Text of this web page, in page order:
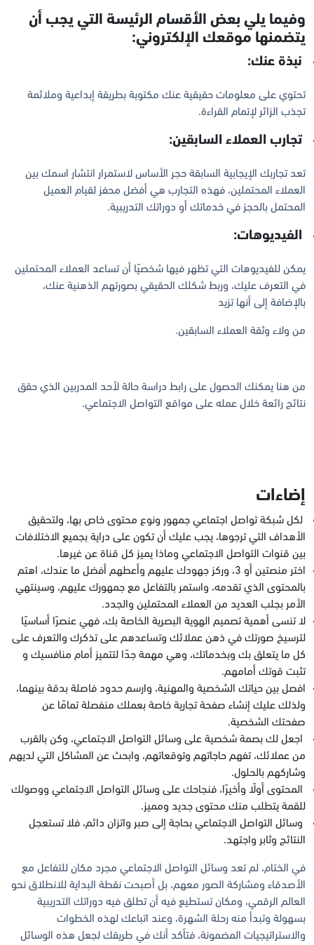
وفيما يلي بعض الأقسام الرئيسة التي يجب أن
يتضمنها موقعك الإلكتروني:
نبذة عنك:
تحتوي على معلومات حقيقية عنك مكتوبة بطريقة إبداعية وملائمة
تجذب الزائر لإتمام القراءة.
تجارب العملاء السابقين:
تعد تجاربك الإيجابية السابقة حجر الأساس لاستمرار انتشار اسمك بين
العملاء المحتملين، فهذه التجارب هي أفضل محفز لقيام العميل
المحتمل بالحجز في خدماتك أو دوراتك التدريبية.
الفيديوهات:
يمكن للفيديوهات التي تظهر فيها شخصيًا أن تساعد العملاء المحتملين
في التعرف عليك، وربط شكلك الحقيقي بصورتهم الذهنية عنك،
بالإضافة إلى أنها تزيد
من ولاء وثقة العملاء السابقين.
من هنا يمكنك الحصول على رابط دراسة حالة لأحد المدربين الذي حقق
نتائج رائعة خلال عمله على مواقع التواصل الاجتماعي.
إضاءات
لكل شبكة تواصل اجتماعي جمهور ونوع محتوى خاص بها، ولتحقيق
الأهداف التي ترجوها، يجب عليك أن تكون على دراية بجميع الاختلافات
بين قنوات التواصل الاجتماعي وماذا يميز كل قناة عن غيرها.
اختر منصتين أو 3، وركز جهودك عليهم وأعطهم أفضل ما عندك، اهتم
بالمحتوى الذي تقدمه، واستمر بالتفاعل مع جمهورك عليهم، وسينتهي
الأمر بجلب العديد من العملاء المحتملين والجدد.
لا تنسى أهمية تصميم الهوية البصرية الخاصة بك، فهي عنصرًا أساسيًا
لترسيخ صورتك في ذهن عملائك وتساعدهم على تذكرك والتعرف على
كل ما يتعلق بك وبخدماتك، وهي مهمة جدًا لتتميز أمام منافسيك و
تثبت قوتك أمامهم.
افصل بين حياتك الشخصية والمهنية، وارسم حدود فاصلة بدقة بينهما،
ولذلك عليك إنشاء صفحة تجارية خاصة بعملك منفصلة تمامًا عن
صفحتك الشخصية.
اجعل لك بصمة شخصية على وسائل التواصل الاجتماعي، وكن بالقرب
من عملائك، تفهم حاجاتهم وتوقعاتهم، وابحث عن المشاكل التي لديهم
وشاركهم بالحلول.
المحتوى أولًا وأخيرًا، فنجاحك على وسائل التواصل الاجتماعي ووصولك
للقمة يتطلب منك محتوى جديد ومميز.
وسائل التواصل الاجتماعي بحاجة إلى صبر واتزان دائم، فلا تستعجل
النتائج وثابر واجتهد.
في الختام، لم تعد وسائل التواصل الاجتماعي مجرد مكان للتفاعل مع
الأصدقاء ومشاركة الصور معهم، بل أصبحت نقطة البداية للانطلاق نحو
العالم الرقمي، ومكان تستطيع فيه أن تطلق فيه دوراتك التدريبية
بسهولة وتبدأ منه رحلة الشهرة، وعند اتباعك لهذه الخطوات
والاستراتيجيات المضمونة، فتأكد أنك في طريقك لجعل هذه الوسائل